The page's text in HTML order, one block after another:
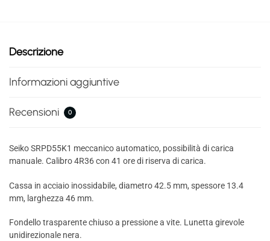
Descrizione
Informazioni aggiuntive
Recensioni 0
Seiko SRPD55K1 meccanico automatico, possibilità di carica
manuale. Calibro 4R36 con 41 ore di riserva di carica.
Cassa in acciaio inossidabile, diametro 42.5 mm, spessore 13.4
mm, larghezza 46 mm.
Fondello trasparente chiuso a pressione a vite. Lunetta girevole
unidirezionale nera.